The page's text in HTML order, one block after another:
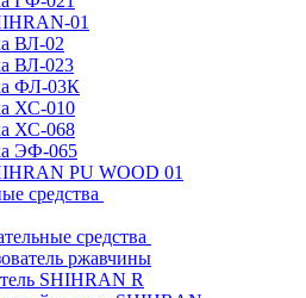
01
ВЛ-02
ВЛ-023
ФЛ-03К
ХС-010
ХС-068
ЭФ-065
PU WOOD 01
средства
средства
ржавчины
SHIHRAN R